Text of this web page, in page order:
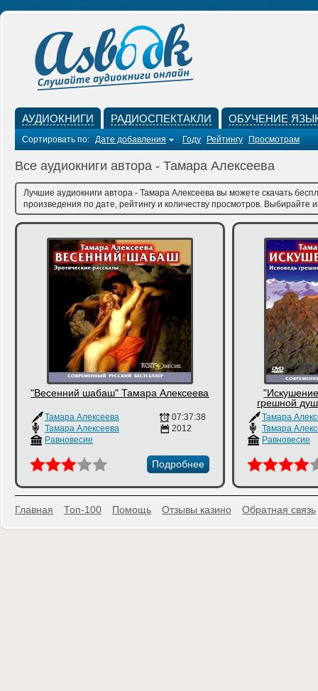
АУДИОКНИГИ РАДИОСПЕКТАКЛИ ОБУЧЕНИЕ
Сортировать по: Дате добавления Году Рейтингу Просмотрам
Все аудиокниги автора - Тамара Алексеева
Лучшие аудиокниги автора - Тамара Алексеева вы можете скачать
произведения по дате, рейтингу и количеству просмотров. Выбирайте
"Весенний шабаш" Тамара Алексеева
Тамара Алексеева
Тамара Алексеева
Равновесие
07:37:38
2012
Подробнее
грешной
Тамара
Тамара
Равновесие
Главная Топ-100 Помощь Отзывы казино Обратная связь